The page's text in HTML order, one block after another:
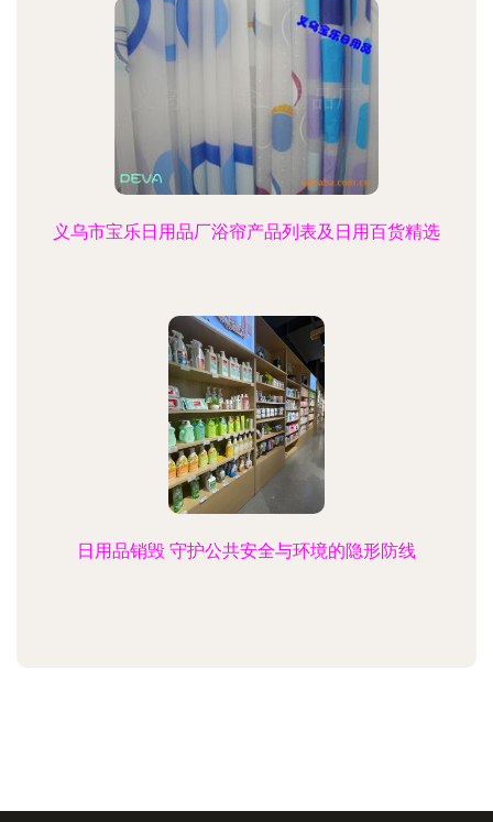
义乌市宝乐日用品厂浴帘产品列表及日用百货精选
日用品销毁 守护公共安全与环境的隐形防线